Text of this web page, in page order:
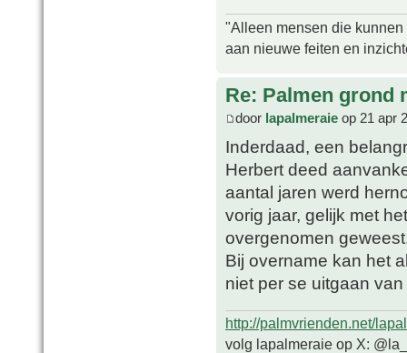
"Alleen mensen die
aan nieuwe feiten en
Re: Palmen grond
door lapalmeraie op 21 apr
Inderdaad, een
Herbert deed
aantal jaren werd
vorig jaar, gelijk met
overgenomen
Bij overname kan het
niet per se uitgaan
http://palmvrienden.net/
volg lapalmeraie op X: